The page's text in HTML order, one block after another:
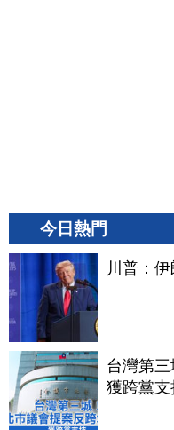
今日熱門
川普：
台灣第
獲跨黨支